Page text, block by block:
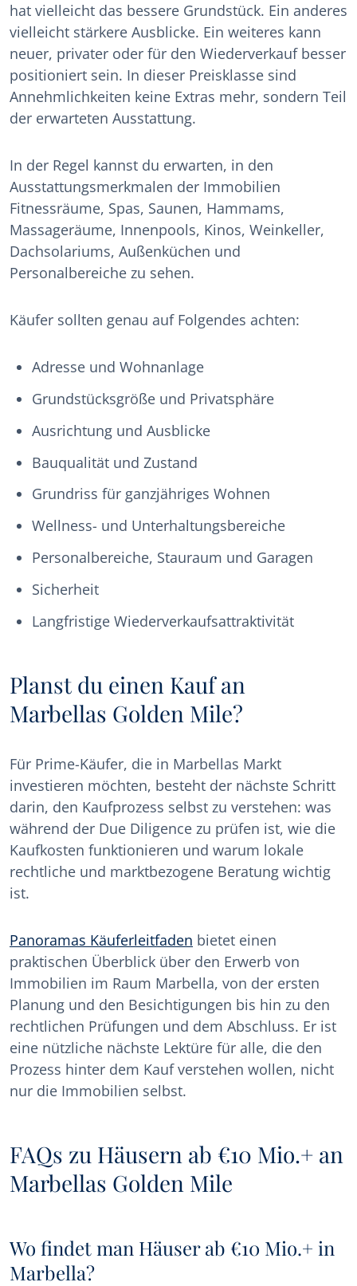
hat vielleicht das bessere Grundstück. Ein anderes
vielleicht stärkere Ausblicke. Ein weiteres kann
neuer, privater oder für den Wiederverkauf besser
positioniert sein. In dieser Preisklasse sind
Annehmlichkeiten keine Extras mehr, sondern Teil
der erwarteten Ausstattung.
In der Regel kannst du erwarten, in den
Ausstattungsmerkmalen der Immobilien
Fitnessräume, Spas, Saunen, Hammams,
Massageräume, Innenpools, Kinos, Weinkeller,
Dachsolariums, Außenküchen und
Personalbereiche zu sehen.
Käufer sollten genau auf Folgendes achten:
Adresse und Wohnanlage
Grundstücksgröße und Privatsphäre
Ausrichtung und Ausblicke
Bauqualität und Zustand
Grundriss für ganzjähriges Wohnen
Wellness- und Unterhaltungsbereiche
Personalbereiche, Stauraum und Garagen
Sicherheit
Langfristige Wiederverkaufsattraktivität
Planst du einen Kauf an
Marbellas Golden Mile?
Für Prime-Käufer, die in Marbellas Markt
investieren möchten, besteht der nächste Schritt
darin, den Kaufprozess selbst zu verstehen: was
während der Due Diligence zu prüfen ist, wie die
Kaufkosten funktionieren und warum lokale
rechtliche und marktbezogene Beratung wichtig
ist.
Panoramas Käuferleitfaden bietet einen
praktischen Überblick über den Erwerb von
Immobilien im Raum Marbella, von der ersten
Planung und den Besichtigungen bis hin zu den
rechtlichen Prüfungen und dem Abschluss. Er ist
eine nützliche nächste Lektüre für alle, die den
Prozess hinter dem Kauf verstehen wollen, nicht
nur die Immobilien selbst.
FAQs zu Häusern ab €10 Mio.+ an
Marbellas Golden Mile
Wo findet man Häuser ab €10 Mio.+ in
Marbella?